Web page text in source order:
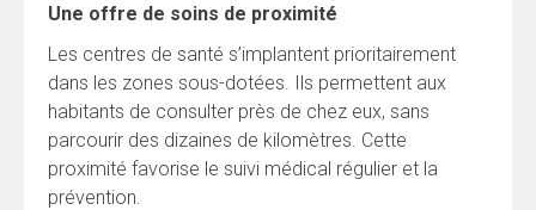
Une offre de soins de proximité
Les centres de santé s’implantent prioritairement
dans les zones sous-dotées. Ils permettent aux
habitants de consulter près de chez eux, sans
parcourir des dizaines de kilomètres. Cette
proximité favorise le suivi médical régulier et la
prévention.